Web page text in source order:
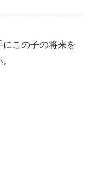
この子の将来を